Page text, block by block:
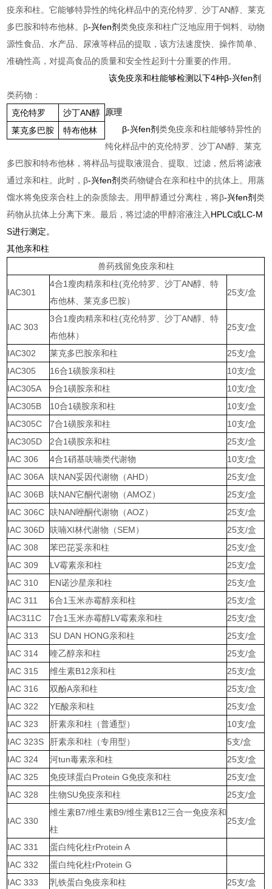
疫亲和柱。它能够特异性的纯化样品中的克伦特罗、沙丁AN醇、莱克
多巴胺和特布他林。β-兴fen剂类免疫亲和柱广泛地应用于饲料、动物
源性食品、水产品、尿液等样品的提取，该方法速度快、操作简单、
准确性高，对提高食品的质量和安全性起到十分重要的作用。
该免疫亲和柱能够检测以下4种β-兴fen剂
类药物：
克伦特罗
沙丁AN醇
莱克多巴胺
特布他林
原理
β-兴fen剂类免疫亲和柱能够特异性的
纯化样品中的克伦特罗、沙丁AN醇、莱克
多巴胺和特布他林，将样品与提取液混合、提取、过滤，然后将滤液
通过亲和柱。此时，β-兴fen剂类药物键合在亲和柱中的抗体上。用蒸
馏水将免疫亲合柱上的杂质除去。用甲醇通过分离柱，将β-兴fen剂类
药物从抗体上分离下来。最后，将过滤的甲醇溶液注入 HPLC或LC-M
S进行测定。
其他亲和柱
兽药残留免疫亲和柱
IAC301
4合1瘦肉精亲和柱(克伦特罗、沙丁AN醇、特
布他林、莱克多巴胺）
25支/盒
IAC 303
3合1瘦肉精亲和柱(克伦特罗、沙丁AN醇、特
布他林）
25支/盒
IAC302 莱克多巴胺亲和柱
25支/盒
IAC305
16合1磺胺亲和柱
10支/盒
IAC305A
9合1磺胺亲和柱
10支/盒
IAC305B
10合1磺胺亲和柱
10支/盒
IAC305C
7合1磺胺亲和柱
10支/盒
IAC305D
2合1磺胺亲和柱 25支/盒
IAC 306 4合1硝基呋喃类代谢物
10支/盒
IAC 306A
呋NAN妥因代谢物（AHD） 25支/盒
IAC 306B 呋NAN它酮代谢物（AMOZ） 25支/盒
IAC 306C 呋NAN唑酮代谢物（AOZ） 25支/盒
IAC 306D 呋喃XI林代谢物（SEM） 25支/盒
IAC 308
苯巴芘妥亲和柱
25支/盒
IAC 309
LV霉素亲和柱
25支/盒
IAC 310
EN诺沙星亲和柱
25支/盒
IAC 311
6合1玉米赤霉醇亲和柱
25支/盒
IAC311C
7合1玉米赤霉醇LV霉素亲和柱
25支/盒
IAC 313
SU DAN HONG亲和柱
25支/盒
IAC 314
喹乙醇亲和柱
25支/盒
IAC 315
维生素B12亲和柱
25支/盒
IAC 316
双酚A亲和柱
25支/盒
IAC 322
YE酸亲和柱
25支/盒
IAC 323
肝素亲和柱（普通型）
10支/盒
IAC 323S
肝素亲和柱（专用型）
5支/盒
IAC 324
河tun毒素亲和柱
25支/盒
IAC 325
免疫球蛋白Protein G免疫亲和柱
25支/盒
IAC 328
生物SU免疫亲和柱 25支/盒
IAC 330
维生素B7/维生素B9/维生素B12三合一免疫亲和
柱
25支/盒
IAC 331
蛋白纯化柱rProtein A
IAC 332
蛋白纯化柱rProtein G
IAC 333
乳铁蛋白免疫亲和柱 25支/盒